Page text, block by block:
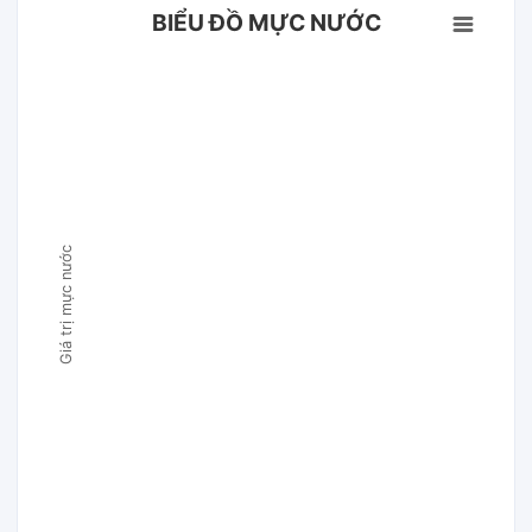
Giá trị mực nước
BIỂU ĐỒ MỰC NƯỚC